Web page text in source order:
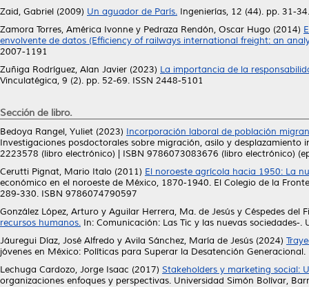
Zaid, Gabriel (2009) Un aguador de París. Ingenierías, 12 (44). pp. 31-
Zamora Torres, América Ivonne y Pedraza Rendón, Oscar Hugo (2014)
envolvente de datos (Efficiency of railways international freight: an
2007-1191
Zuñiga Rodríguez, Alan Javier (2023) La importancia de la
Vinculatégica, 9 (2). pp. 52-69. ISSN 2448-5101
Sección de libro.
Bedoya Rangel, Yuliet (2023) Incorporación laboral de población
Investigaciones posdoctorales sobre migración, asilo y
2223578 (libro electrónico) | ISBN 9786073083676 (libro electrónico)
Cerutti Pignat, Mario Italo (2011) El noroeste agrícola hacia 1950: La
económico en el noroeste de México, 1870-1940. El Colegio de la
289-330. ISBN 9786074790597
González López, Arturo y Aguilar Herrera, Ma. de Jesús y Céspedes del
recursos humanos. In: Comunicación: Las Tic y las nuevas
Jáuregui Díaz, José Alfredo y Avila Sánchez, María de Jesús (2024)
jóvenes en México: Políticas para Superar la Desatención
Lechuga Cardozo, Jorge Isaac (2017) Stakeholders y marketing social:
organizaciones enfoques y perspectivas. Universidad Simón Bolívar,